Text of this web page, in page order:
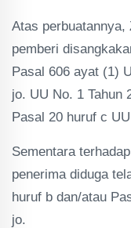
Atas perbuatannya,
pemberi
Pasal 606 ayat (1)
jo. UU No. 1 Tahun
Pasal 20 huruf c
Sementara
penerima diduga
huruf b dan/atau
jo.